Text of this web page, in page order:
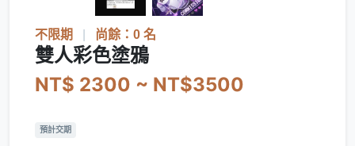
不限期 尚餘：0 名
雙人彩色塗鴉
NT$ 2300 ~ NT$3500
預計交期